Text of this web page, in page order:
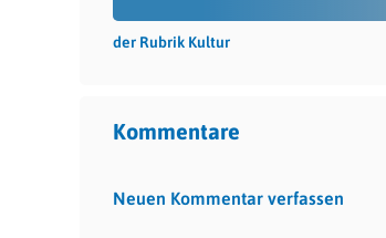
der Rubrik Kultur
Kommentare
Neuen Kommentar verfassen